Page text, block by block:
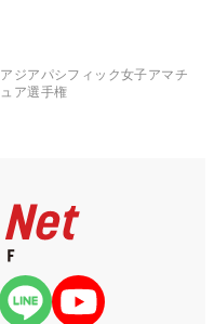
アジアパシフィック女子アマチ
ュア選手権